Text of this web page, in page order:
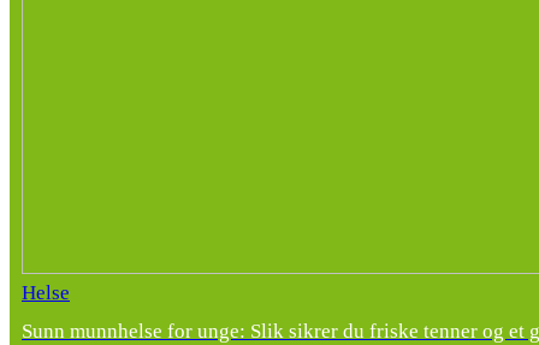
Helse
Sunn munnhelse for unge: Slik sikrer du friske tenner og et